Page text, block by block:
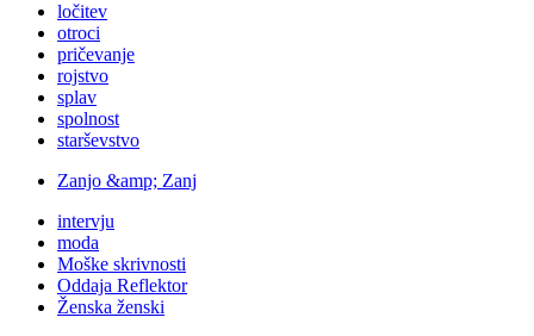
ločitev
otroci
pričevanje
rojstvo
splav
spolnost
starševstvo
Zanjo &amp; Zanj
intervju
moda
Moške skrivnosti
Oddaja Reflektor
Ženska ženski